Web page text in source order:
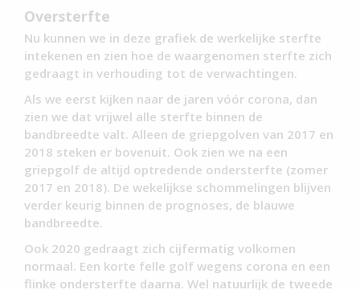
Oversterfte
Nu kunnen we in deze grafiek de werkelijke sterfte
intekenen en zien hoe de waargenomen sterfte zich
gedraagt in verhouding tot de verwachtingen.
Als we eerst kijken naar de jaren vóór corona, dan
zien we dat vrijwel alle sterfte binnen de
bandbreedte valt. Alleen de griepgolven van 2017 en
2018 steken er bovenuit. Ook zien we na een
griepgolf de altijd optredende ondersterfte (zomer
2017 en 2018). De wekelijkse schommelingen blijven
verder keurig binnen de prognoses, de blauwe
bandbreedte.
Ook 2020 gedraagt zich cijfermatig volkomen
normaal. Een korte felle golf wegens corona en een
flinke ondersterfte daarna. Wel natuurlijk de tweede